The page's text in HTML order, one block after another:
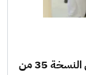
نائب وزير البلديات والإسكان يفتتح أعمال النسخة 35 من